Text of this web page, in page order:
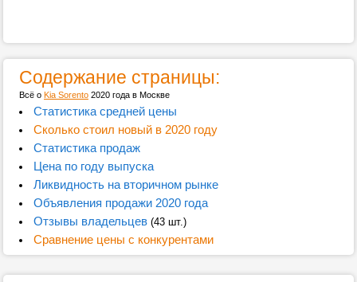
Содержание страницы:
Всё о Kia Sorento 2020 года в Москве
Статистика средней цены
Сколько стоил новый в 2020 году
Статистика продаж
Цена по году выпуска
Ликвидность на вторичном рынке
Объявления продажи 2020 года
Отзывы владельцев(43 шт.)
Сравнение цены с конкурентами